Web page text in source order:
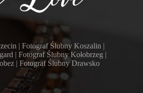
| Fotograf Ślubny Koszalin |
| Fotograf Ślubny Kołobrzeg |
| Fotograf Ślubny Drawsko